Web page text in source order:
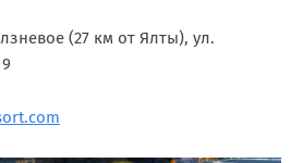
(27 км от Ялты), ул.